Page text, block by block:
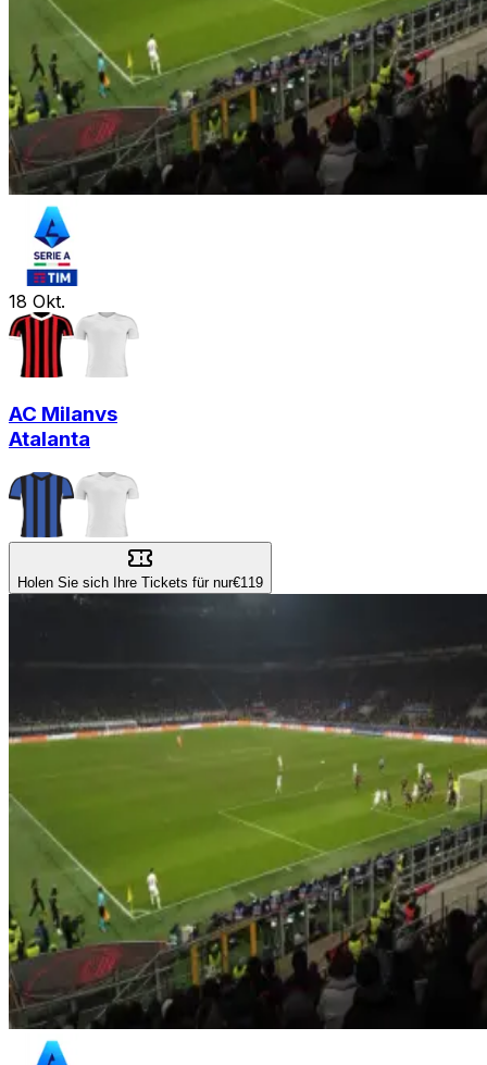
18 Okt.
AC Milanvs
Atalanta
Holen Sie sich Ihre Tickets für nur€119